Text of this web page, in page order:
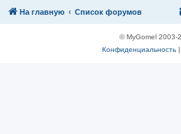
На главную Список форумов
© MyGomel 2003-
Конфиденциальность|